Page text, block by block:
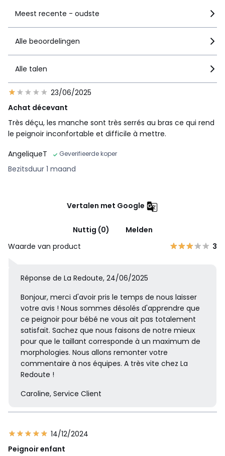
Meest recente - oudste
Alle beoordelingen
Alle talen
23/06/2025
Achat décevant
Très déçu, les manche sont très serrés au bras ce qui rend
le peignoir inconfortable et difficile à mettre.
AngeliqueT
Geverifieerde koper
Bezitsduur 1 maand
Vertalen met Google
Nuttig (0)
Melden
Waarde van product
3
Réponse de La Redoute, 24/06/2025
Bonjour, merci d'avoir pris le temps de nous laisser
votre avis ! Nous sommes désolés d'apprendre que
ce peignoir pour bébé ne vous ait pas totalement
satisfait. Sachez que nous faisons de notre mieux
pour que le taillant corresponde à un maximum de
morphologies. Nous allons remonter votre
commentaire à nos équipes. A très vite chez La
Redoute !
Caroline, Service Client
14/12/2024
Peignoir enfant